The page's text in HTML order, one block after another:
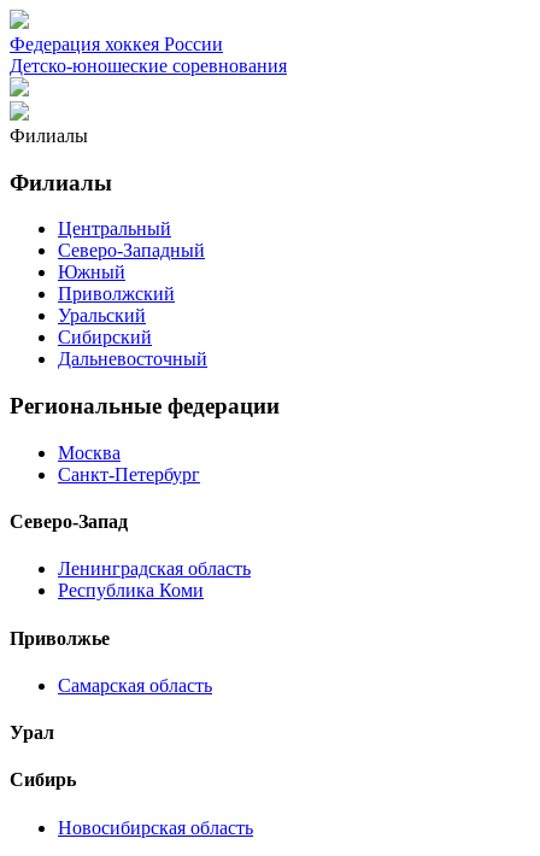
Федерация хоккея России
Детско-юношеские соревнования
Филиалы
Филиалы
Центральный
Северо-Западный
Южный
Приволжский
Уральский
Сибирский
Дальневосточный
Региональные федерации
Москва
Санкт-Петербург
Северо-Запад
Ленинградская область
Республика Коми
Приволжье
Самарская область
Урал
Сибирь
Новосибирская область